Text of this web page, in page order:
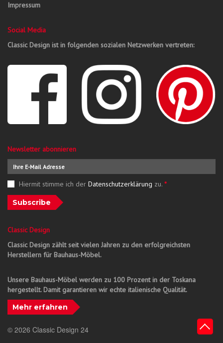
Impressum
Social Media
Classic Design ist in folgenden sozialen Netzwerken vertreten:
Newsletter abonnieren
Hiermit stimme ich der Datenschutzerklärung zu. *
Subscribe
Classic Design
Classic Design zählt seit vielen Jahren zu den erfolgreichsten
Herstellern für Bauhaus-Möbel.
Unsere Bauhaus-Möbel werden zu 100 Prozent in der Toskana
hergestellt. Damit garantieren wir echte italienische Qualität.
Mehr erfahren
© 2026 Classic Design 24